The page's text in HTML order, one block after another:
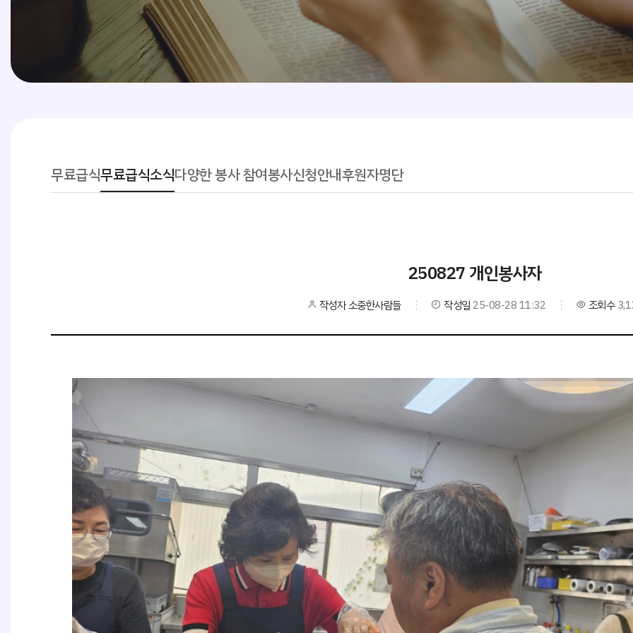
무료급식무료급식소식다양한 봉사 참여봉사신청안내후원자명단
250827 개인봉사자
작성자소중한사람들 작성일 25-08-28 11:32 조회수